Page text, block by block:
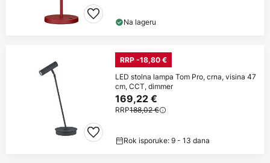
Na lageru
RRP -18,80 €
LED stolna lampa Tom Pro, crna, visina 47
cm, CCT, dimmer
169,22 €
RRP188,02 €
Rok isporuke: 9 - 13 dana